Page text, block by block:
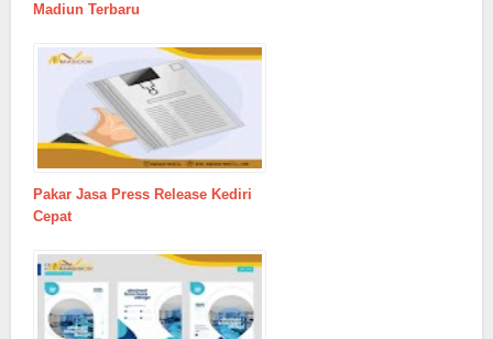
Madiun Terbaru
Pakar Jasa Press Release Kediri
Cepat